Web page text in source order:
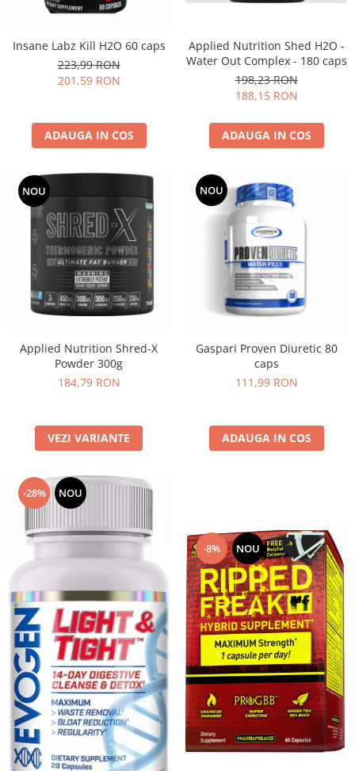
PeScience
Power System
Puritan`s Pride
REDCON1
Revoflex
Rich Piana 5% Nutrition
RIPT
Scitec
Scivation
Skill Nutrition
Swanson
Under Armour
Universal
Weider
Zenana
Insane Labz Kill H2O 60 caps
223,99 RON
201,59 RON
ADAUGA IN COS
Applied Nutrition Shed H2O -
Water Out Complex - 180 caps
198,23 RON
188,15 RON
ADAUGA IN COS
NOU
Applied Nutrition Shred-X
Powder 300g
184,79 RON
VEZI VARIANTE
NOU
Gaspari Proven Diuretic 80
caps
111,99 RON
ADAUGA IN COS
-28% NOU
-8% NOU